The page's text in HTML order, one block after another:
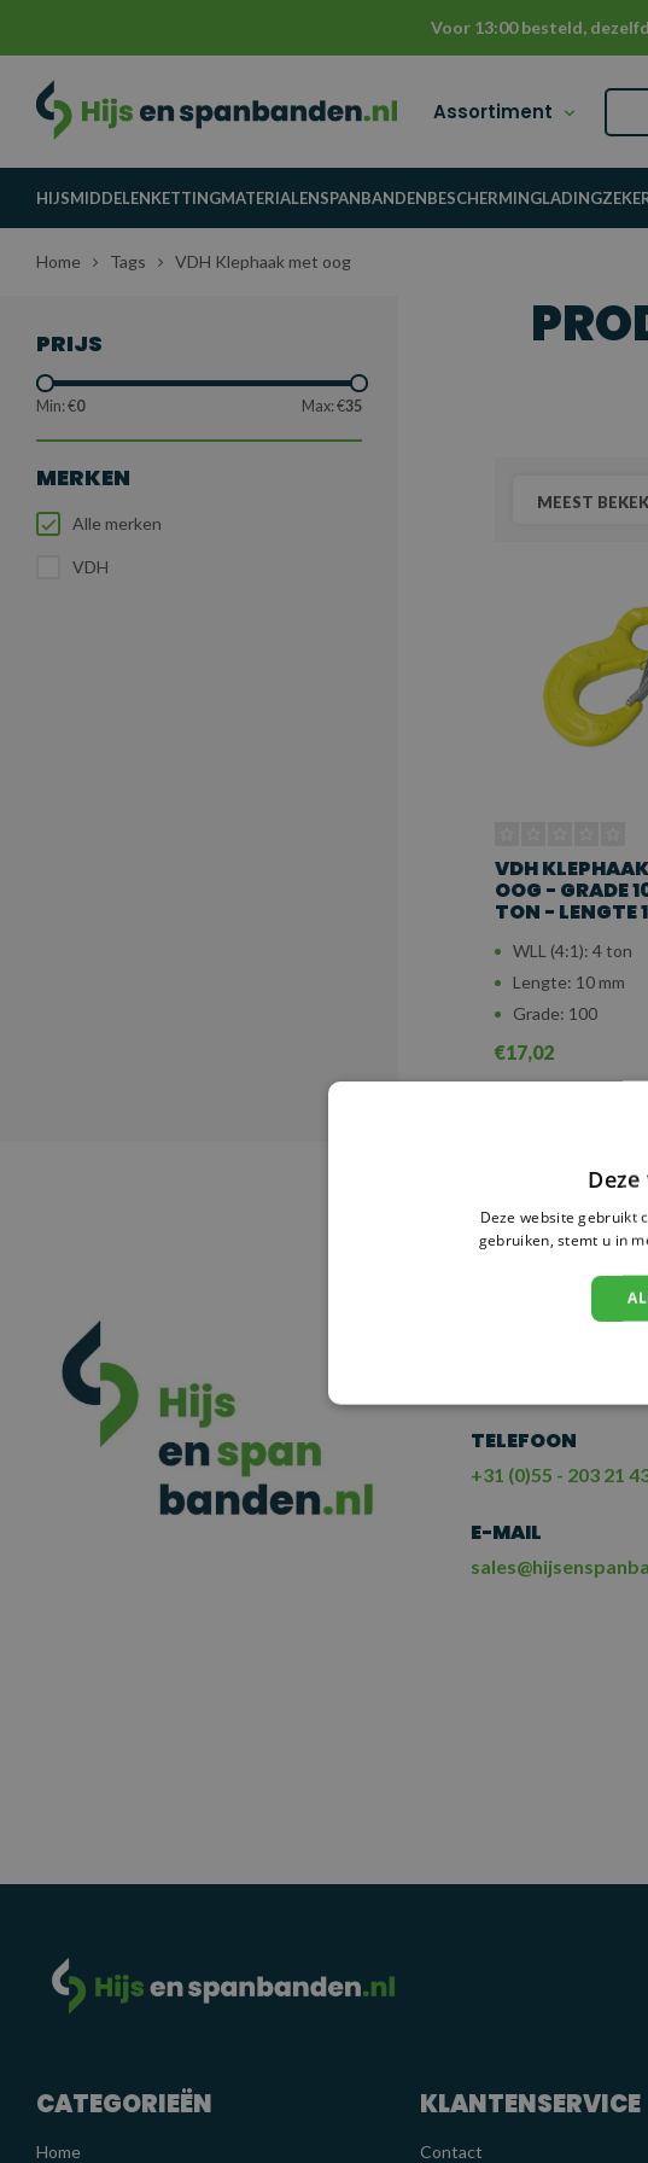
Voor 13:00 besteld,
Assortiment
HIJSMIDDELENKETTINGMATERIALENSPANBANDENBESCHERMING
Home Tags VDH Klephaak met oog
PRIJS
Min: €0 Max: €35
MERKEN
Alle merken
VDH
MEEST
VDH
OOG - GRADE
TON - LENGTE
WLL (4:1): 4 ton
Lengte: 10 mm
Grade: 100
€17,02
HULP NODIG?
MET
TELEFOON
+31 (0)55 - 203 21
E-MAIL
CATEGORIEËN
Home
KLANTENSERVICE
Contact
Deze website gebruikt
gebruiken, stemt u in